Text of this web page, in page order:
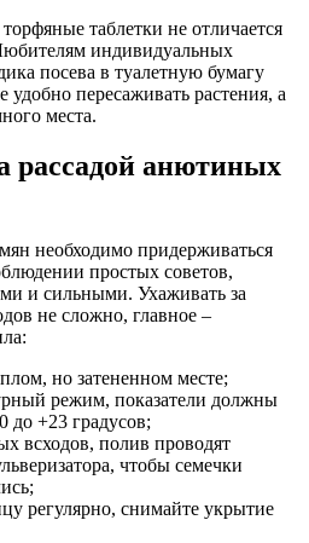
таблетки не отличается
индивидуальных
посева в туалетную бумагу
пересаживать растения, а
места.
рассадой анютиных
необходимо придерживаться
простых советов,
и сильными. Ухаживать за
не сложно, главное –
но затененном месте;
режим, показатели должны
до +23 градусов;
всходов, полив проводят
чтобы семечки
регулярно, снимайте укрытие